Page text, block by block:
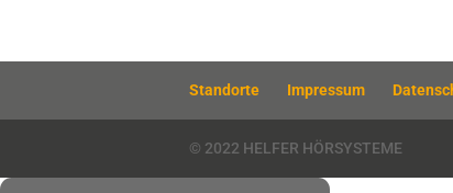
Standorte Impressum
© 2022 HELFER HÖRSYSTEME